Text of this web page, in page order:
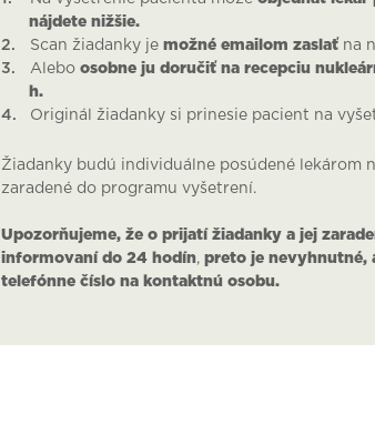
nájdete nižšie.
Scan žiadanky je možné emailom zaslať na
Alebo osobne ju doručiť na recepciu
h.
Originál žiadanky si prinesie pacient na
Žiadanky budú individuálne posúdené lekárom
zaradené do programu vyšetrení.
Upozorňujeme, že o prijatí žiadanky a jej
informovaní do 24 hodín, preto je nevyhnutné,
telefónne číslo na kontaktnú osobu.